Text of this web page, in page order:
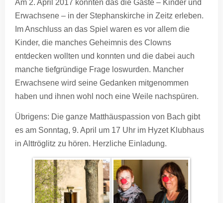
Am 2. April 2017 konnten das die Gäste – Kinder und
Erwachsene – in der Stephanskirche in Zeitz erleben.
Im Anschluss an das Spiel waren es vor allem die
Kinder, die manches Geheimnis des Clowns
entdecken wollten und konnten und die dabei auch
manche tiefgründige Frage loswurden. Mancher
Erwachsene wird seine Gedanken mitgenommen
haben und ihnen wohl noch eine Weile nachspüren.
Übrigens: Die ganze Matthäuspassion von Bach gibt
es am Sonntag, 9. April um 17 Uhr im Hyzet Klubhaus
in Alttröglitz zu hören. Herzliche Einladung.